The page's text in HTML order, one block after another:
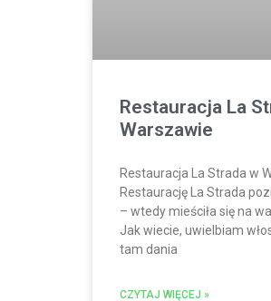
Restauracja La
Warszawie
Restauracja La Strada w
Restaurację La Strada
– wtedy mieściła się na
Jak wiecie, uwielbiam
tam dania
CZYTAJ WIĘCEJ »